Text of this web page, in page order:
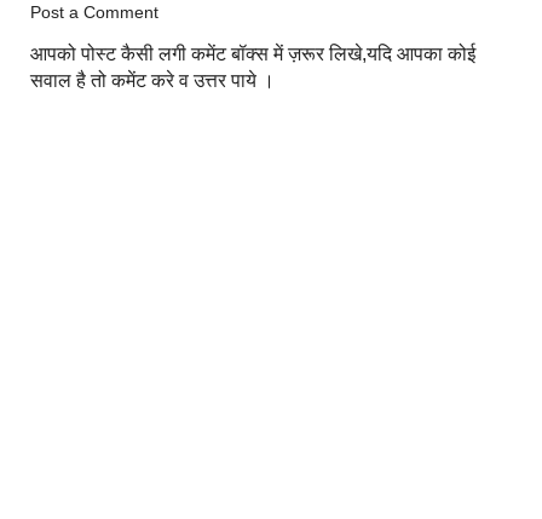
Post a Comment
आपको पोस्ट कैसी लगी कमेंट बॉक्स में ज़रूर लिखे,यदि आपका कोई
सवाल है तो कमेंट करे व उत्तर पाये ।